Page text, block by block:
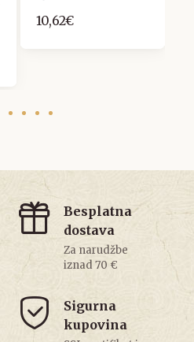
10,62€
Besplatna
dostava
Za narudžbe
iznad 70 €
Sigurna
kupovina